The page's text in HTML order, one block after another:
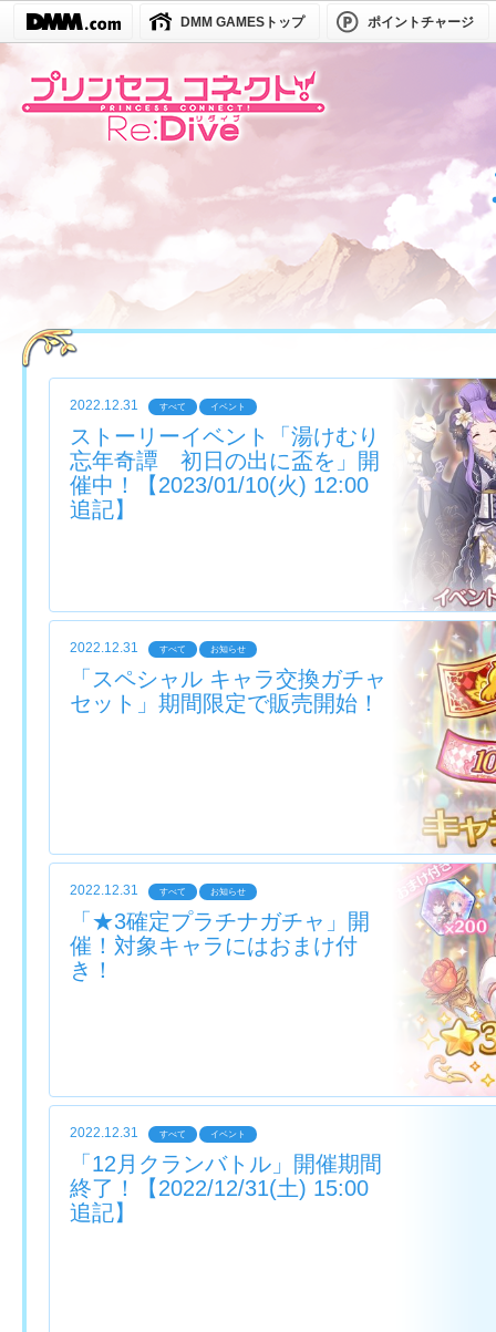
DMM GAMESトップ ポイントチャージ
2022.12.31 すべて イベント
ストーリーイベント「湯けむり
忘年奇譚 初日の出に盃を」開
催中！【2023/01/10(火) 12:00
追記】
2022.12.31 すべて お知らせ
「スペシャル キャラ交換ガチャ
セット」期間限定で販売開始！
2022.12.31 すべて お知らせ
「★3確定プラチナガチャ」開
催！対象キャラにはおまけ付
き！
2022.12.31 すべて イベント
「12月クランバトル」開催期間
終了！【2022/12/31(土) 15:00
追記】